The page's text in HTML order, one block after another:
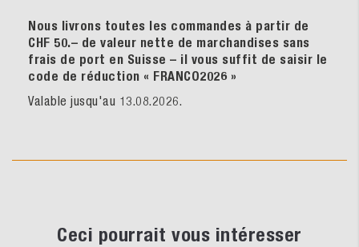
Nous livrons toutes les commandes à partir de
CHF 50.– de valeur nette de marchandises sans
frais de port en Suisse – il vous suffit de saisir le
code de réduction « FRANCO2026 »
Valable jusqu'au 13.08.2026.
Ceci pourrait vous intéresser